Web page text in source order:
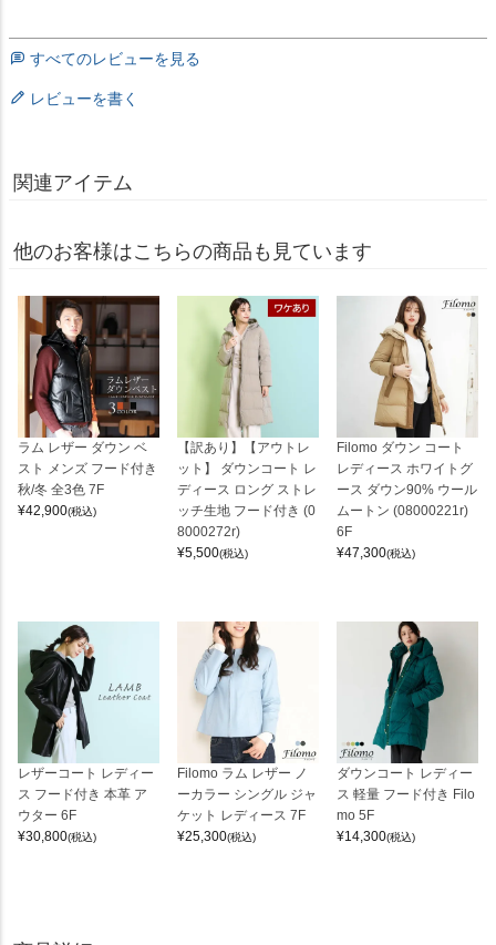
すべてのレビューを見る
レビューを書く
関連アイテム
他のお客様はこちらの商品も見ています
ラム レザー ダウン ベ
スト メンズ フード付き
秋/冬 全3色 7F
¥42,900(税込)
【訳あり】【アウトレ
ット】 ダウンコート レ
ディース ロング ストレ
ッチ生地 フード付き (0
8000272r)
¥5,500(税込)
Filomo ダウン コート
レディース ホワイトグ
ース ダウン90% ウール
ムートン (08000221r)
6F
¥47,300(税込)
レザーコート レディー
ス フード付き 本革 ア
ウター 6F
¥30,800(税込)
Filomo ラム レザー ノ
ーカラー シングル ジャ
ケット レディース 7F
¥25,300(税込)
ダウンコート レディー
ス 軽量 フード付き Filo
mo 5F
¥14,300(税込)